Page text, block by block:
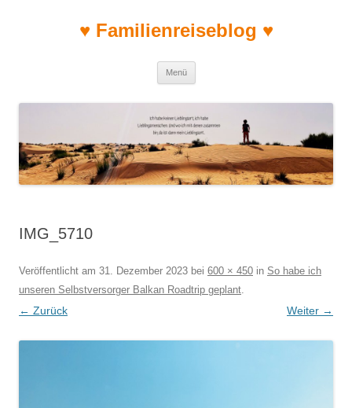
♥ Familienreiseblog ♥
Menü
IMG_5710
Veröffentlicht am 31. Dezember 2023 bei 600 × 450 in So habe ich
unseren Selbstversorger Balkan Roadtrip geplant.
← Zurück Weiter →